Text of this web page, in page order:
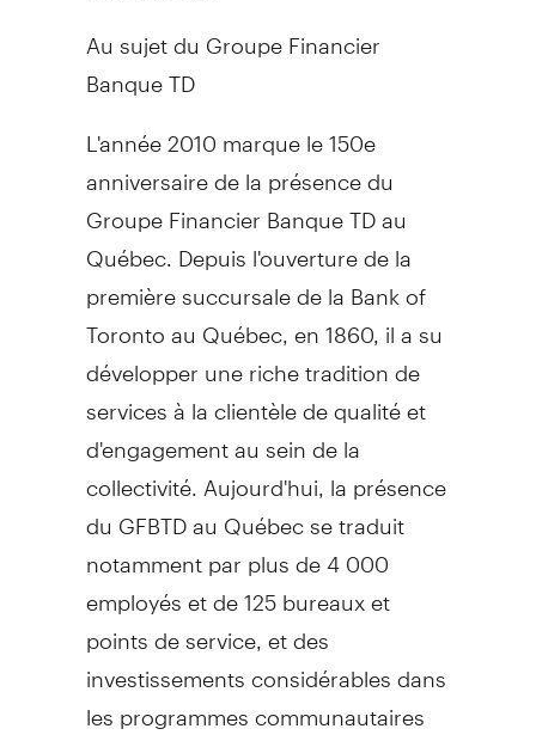
Au sujet du Groupe Financier
Banque TD
L'année 2010 marque le 150e
anniversaire de la présence du
Groupe Financier Banque TD au
Québec. Depuis l'ouverture de la
première succursale de la Bank of
Toronto au Québec, en 1860, il a su
développer une riche tradition de
services à la clientèle de qualité et
d'engagement au sein de la
collectivité. Aujourd'hui, la présence
du GFBTD au Québec se traduit
notamment par plus de 4 000
employés et de 125 bureaux et
points de service, et des
investissements considérables dans
les programmes communautaires